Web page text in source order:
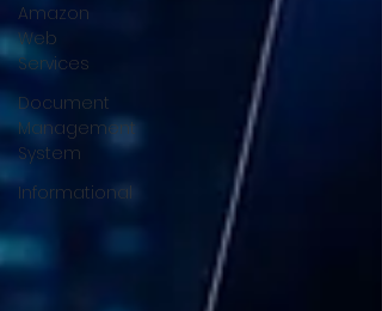
Amazon
Web
Services
Document
Management
System
Informational